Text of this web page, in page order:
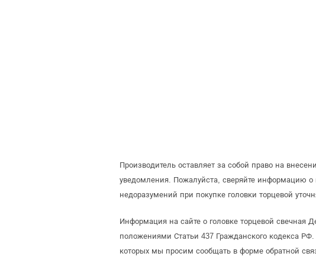
Производитель оставляет за собой право на
уведомления. Пожалуйста, сверяйте информацию
недоразумений при покупке головки торцевой
Информация на сайте о головке торцевой свечная
положениями Статьи 437 Гражданского кодекса
которых мы просим сообщать в форме обратной